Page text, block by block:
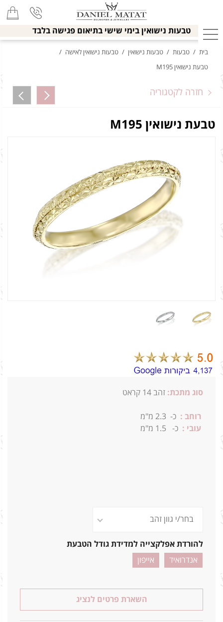
טבעות נישואין בימי שישי בתיאום פגישה בלבד
בית / טבעות / טבעות נישואין / טבעות נישואין לאישה /
טבעת נישואין M195
חזרה לקטגוריה
טבעת נישואין M195
סוג מתכת: זהב 14 קראט
רוחב : כ- 2.3
מ"מ
עובי : כ- 1.5 מ"מ
להורדת אפלקצייה למדידת גודל הטבעת
אנדרואיד
אייפון
השארת פרטים לנציג